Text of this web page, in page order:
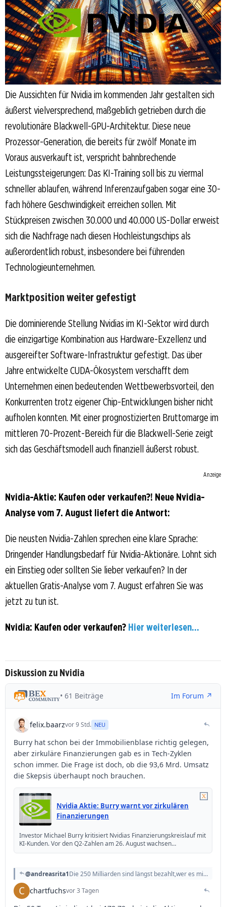
Die Aussichten für Nvidia im kommenden Jahr gestalten sich
äußerst vielversprechend, maßgeblich getrieben durch die
revolutionäre Blackwell-GPU-Architektur. Diese neue
Prozessor-Generation, die bereits für zwölf Monate im
Voraus ausverkauft ist, verspricht bahnbrechende
Leistungssteigerungen: Das KI-Training soll bis zu viermal
schneller ablaufen, während Inferenzaufgaben sogar eine 30-
fach höhere Geschwindigkeit erreichen sollen. Mit
Stückpreisen zwischen 30.000 und 40.000 US-Dollar erweist
sich die Nachfrage nach diesen Hochleistungschips als
außerordentlich robust, insbesondere bei führenden
Technologieunternehmen.
Marktposition weiter gefestigt
Die dominierende Stellung Nvidias im KI-Sektor wird durch
die einzigartige Kombination aus Hardware-Exzellenz und
ausgereifter Software-Infrastruktur gefestigt. Das über
Jahre entwickelte CUDA-Ökosystem verschafft dem
Unternehmen einen bedeutenden Wettbewerbsvorteil, den
Konkurrenten trotz eigener Chip-Entwicklungen bisher nicht
aufholen konnten. Mit einer prognostizierten Bruttomarge im
mittleren 70-Prozent-Bereich für die Blackwell-Serie zeigt
sich das Geschäftsmodell auch finanziell äußerst robust.
Anzeige
Nvidia-Aktie: Kaufen oder verkaufen?! Neue Nvidia-
Analyse vom 7. August liefert die Antwort:
Die neusten Nvidia-Zahlen sprechen eine klare Sprache:
Dringender Handlungsbedarf für Nvidia-Aktionäre. Lohnt sich
ein Einstieg oder sollten Sie lieber verkaufen? In der
aktuellen Gratis-Analyse vom 7. August erfahren Sie was
jetzt zu tun ist.
Nvidia: Kaufen oder verkaufen? Hier weiterlesen...
Diskussion zu Nvidia